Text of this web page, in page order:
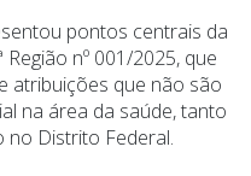
pontos centrais da
nº 001/2025, que
atribuições que não são
na área da saúde, tanto
no Distrito Federal.